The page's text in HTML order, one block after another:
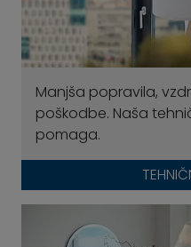
Manjša popravila,
poškodbe. Naša
pomaga.